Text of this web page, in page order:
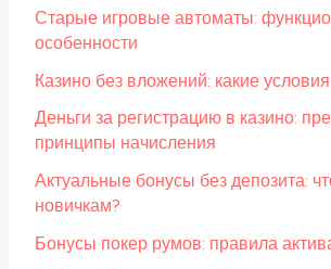
Старые игровые автоматы:
особенности
Казино без вложений: какие
Деньги за регистрацию в казино:
принципы начисления
Актуальные бонусы без депозита:
новичкам?
Бонусы покер румов: правила